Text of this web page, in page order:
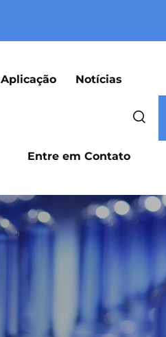
Aplicação Notícias
Entre em Contato